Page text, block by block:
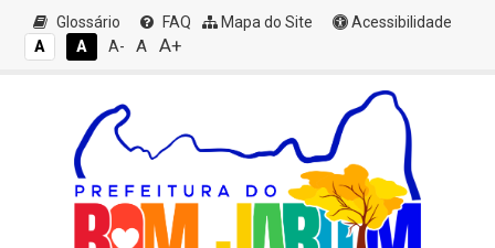
Glossário FAQ Mapa do Site
Acessibilidade
A
A A- A A+